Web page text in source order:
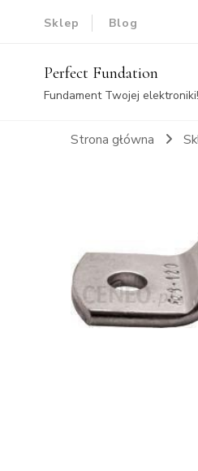
Sklep Blog
Perfect Fundation
Fundament Twojej elektroniki!
Strona główna